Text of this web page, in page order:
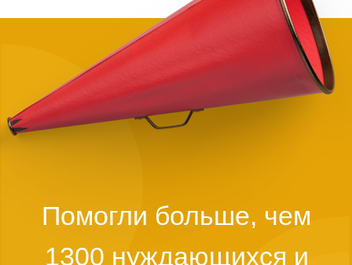
всего полгода. Мы в силах помочь
нуждающимся, просто нужно